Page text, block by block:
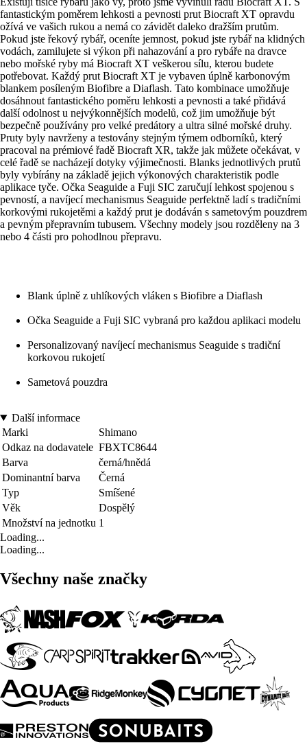
fantastickým poměrem lehkosti a pevnosti prut Biocraft XT opravdu
ožívá ve vašich rukou a nemá co závidět daleko dražším prutům.
Pokud jste řekový rybář, oceníte jemnost, pokud jste rybář na klidných
vodách, zamilujete si výkon při nahazování a pro rybáře na dravce
nebo mořské ryby má Biocraft XT veškerou sílu, kterou budete
potřebovat. Každý prut Biocraft XT je vybaven úplně karbonovým
blankem posíleným Biofibre a Diaflash. Tato kombinace umožňuje
dosáhnout fantastického poměru lehkosti a pevnosti a také přidává
další odolnost u nejvýkonnějších modelů, což jim umožňuje být
bezpečně používány pro velké predátory a ultra silné mořské druhy.
Pruty byly navrženy a testovány stejným týmem odborníků, který
pracoval na prémiové řadě Biocraft XR, takže jak můžete očekávat, v
celé řadě se nacházejí dotyky výjimečnosti. Blanks jednotlivých prutů
byly vybírány na základě jejich výkonových charakteristik podle
aplikace tyče. Očka Seaguide a Fuji SIC zaručují lehkost spojenou s
pevností, a navíjecí mechanismus Seaguide perfektně ladí s tradičními
korkovými rukojetěmi a každý prut je dodáván s sametovým pouzdrem
a pevným přepravním tubusem. Všechny modely jsou rozděleny na 3
nebo 4 části pro pohodlnou přepravu.
Blank úplně z uhlíkových vláken s Biofibre a Diaflash
Očka Seaguide a Fuji SIC vybraná pro každou aplikaci modelu
Personalizovaný navíjecí mechanismus Seaguide s tradiční
korkovou rukojetí
Sametová pouzdra
Další informace
Marki
Shimano
Odkaz na dodavatele FBXTC8644
Barva
černá/hnědá
Dominantní barva
Černá
Typ
Smíšené
Věk
Dospělý
Množství na jednotku 1
Loading...
Loading...
Všechny naše značky